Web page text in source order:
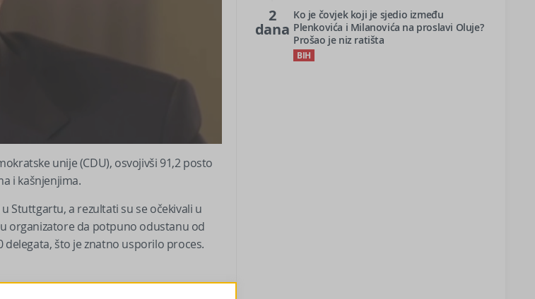
unije (CDU), osvojivši 91,2 posto
i kašnjenjima.
Stuttgartu, a rezultati su se očekivali u
organizatore da potpuno odustanu od
što je znatno usporilo proces.
tako i kao kancelara, nakon
2
dana
Ko je čovjek koji je sjedio između
Plenkovića i Milanovića na proslavi Oluje?
Prošao je niz ratišta
BIH